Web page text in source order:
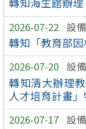
2026-07-22 設
轉知「教育部
2026-07-20 設
轉知清大辦理
人才培育計畫
2026-07-17 設